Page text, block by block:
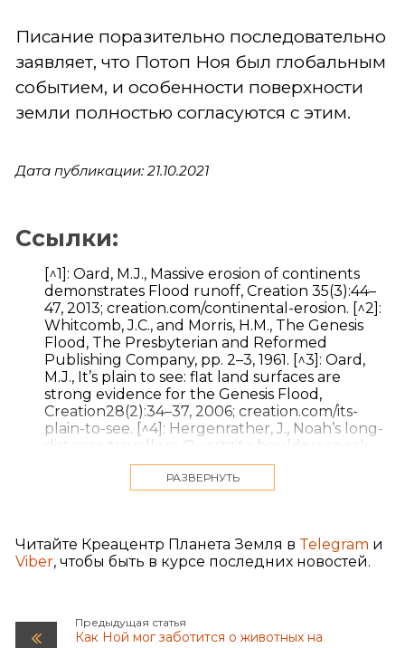
Писание поразительно последовательно
заявляет, что Потоп Ноя был глобальным
событием, и особенности поверхности
земли полностью согласуются с этим.
Дата публикации: 21.10.2021
Ссылки:
[^1]: Oard, M.J., Massive erosion of continents
demonstrates Flood runoff, Creation 35(3):44–
47, 2013; creation.com/continental-erosion. [^2]:
Whitcomb, J.C., and Morris, H.M., The Genesis
Flood, The Presbyterian and Reformed
Publishing Company, pp. 2–3, 1961. [^3]: Oard,
M.J., It’s plain to see: flat land surfaces are
strong evidence for the Genesis Flood,
Creation28(2):34–37, 2006; creation.com/its-
plain-to-see. [^4]: Hergenrather, J., Noah’s long-
distance travellers: Quartzite boulders speak
powerfully of the global Flood, Creation
28(3):30–32, 2006; creation.com/noahs-long-
29(3):18–23, 2007; creation.com/do-rivers-
erode-through-mountains. [^6]: Oard, M.J.,
michael.oards.net/GenesisFloodRunoff.htm,
2013; Oard, M.J., Flood by Design: Receding
РАЗВЕРНУТЬ
Читайте Креацентр Планета Земля в Telegram и
Viber, чтобы быть в курсе последних новостей.
Предыдущая статья
Как Ной мог заботится о животных на